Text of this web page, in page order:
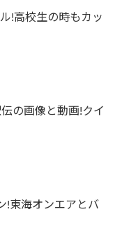
!高校生の時もカッ
の画像と動画!クイ
!東海オンエアとバ